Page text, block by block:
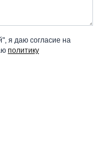
я даю согласие на
политику